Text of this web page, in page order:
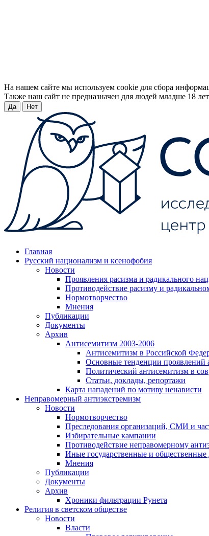
На нашем сайте мы используем cookie для сбора
Также наш сайт не предназначен для людей младше 18
Да Нет
Главная
Русский национализм и ксенофобия
Новости
Проявления расизма и радикального
Противодействие расизму и
Нормотворчество
Мнения
Публикации
Документы
Архив
Антисемитизм 2003-2006
Антисемитизм в Российской
Основные тенденции проявлений
Политический антисемитизм в
Статьи, доклады, репортажи
Карта нападений по мотиву ненависти
Неправомерный антиэкстремизм
Новости
Нормотворчество
Преследования организаций, СМИ и
Избирательные кампании
Противодействие неправомерному
Иные государственные и общественные
Мнения
Публикации
Документы
Архив
Хроники фильтрации Рунета
Религия в светском обществе
Новости
Власти